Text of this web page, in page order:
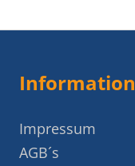
Information
Impressum
AGB´s